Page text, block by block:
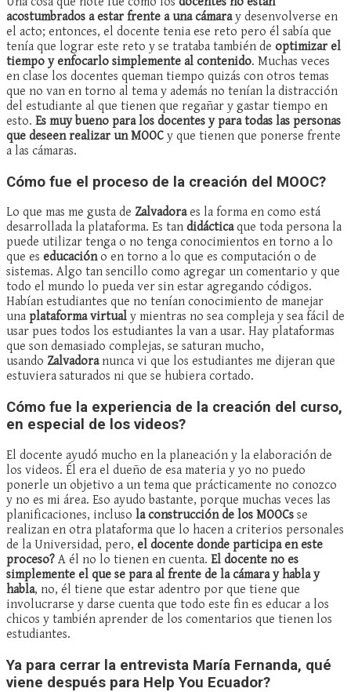
acostumbrados a estar frente a una cámaray desenvolverse en
el acto; entonces, el docente tenia ese reto pero él sabía que
tenía que lograr este reto y se trataba también de optimizar el
tiempo y enfocarlo simplemente al contenido. Muchas veces
en clase los docentes queman tiempo quizás con otros temas
que no van en torno al tema y además no tenían la distracción
del estudiante al que tienen que regañar y gastar tiempo en
esto. Es muy bueno para los docentes y para todas las personas
que deseen realizar un MOOC y que tienen que ponerse frente
a las cámaras.
Cómo fue el proceso de la creación del MOOC?
Lo que mas me gusta de Zalvadoraes la forma en como está
desarrollada la plataforma. Es tan didácticaque toda persona la
puede utilizar tenga o no tenga conocimientos en torno a lo
que es educacióno en torno a lo que es computación o de
sistemas. Algo tan sencillo como agregar un comentario y que
todo el mundo lo pueda ver sin estar agregando códigos.
Habían estudiantes que no tenían conocimiento de manejar
una plataforma virtual y mientras no sea compleja y sea fácil de
usar pues todos los estudiantes la van a usar. Hay plataformas
que son demasiado complejas, se saturan mucho,
usando Zalvadoranunca vi que los estudiantes me dijeran que
estuviera saturados ni que se hubiera cortado.
Cómo fue la experiencia de la creación del curso,
en especial de los videos?
El docente ayudó mucho en la planeación y la elaboración de
los videos. Él era el dueño de esa materia y yo no puedo
ponerle un objetivo a un tema que prácticamente no conozco
y no es mi área. Eso ayudo bastante, porque muchas veces las
planificaciones, incluso la construcción de los MOOCs se
realizan en otra plataforma que lo hacen a criterios personales
de la Universidad, pero, el docente donde participa en este
proceso? A él no lo tienen en cuenta. El docente no es
simplemente el que se para al frente de la cámara y habla y
habla, no, él tiene que estar adentro por que tiene que
involucrarse y darse cuenta que todo este fin es educar a los
chicos y también aprender de los comentarios que tienen los
estudiantes.
Ya para cerrar la entrevista María Fernanda, qué
viene después para Help You Ecuador?